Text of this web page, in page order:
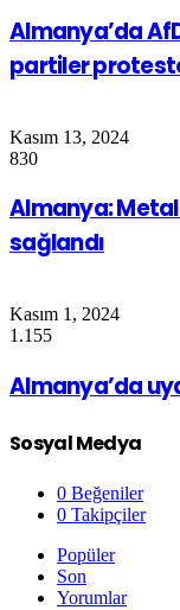
Almanya’da
partiler
Kasım 13, 2024
830
Almanya:
sağlandı
Kasım 1, 2024
1.155
Almanya’da
Sosyal Medya
0 Beğeniler
0 Takipçiler
Popüler
Son
Yorumlar